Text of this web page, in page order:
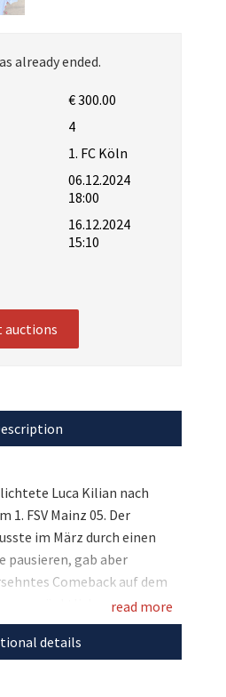
already ended.
€ 300.00
4
1. FC Köln
06.12.2024
18:00
16.12.2024
15:10
auctions
Luca Kilian nach
1. FSV Mainz 05. Der
im März durch einen
pausieren, gab aber
Comeback auf dem
nun pünktlich zu
Unikat von Luca
Köln-Star stiftet ein
read more
details